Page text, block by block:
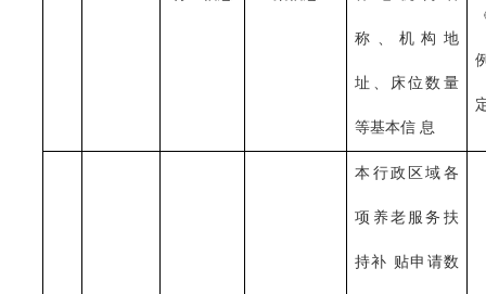
称、机构地
址、床位数量
等基本信 息
本行政区域各
项养老服务扶
持补 贴申请数